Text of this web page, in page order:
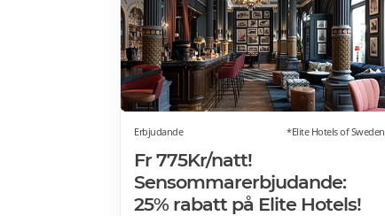
Erbjudande *Elite Hotels of Sweden
Fr 775Kr/natt!
Sensommarerbjudande:
25% rabatt på Elite Hotels!